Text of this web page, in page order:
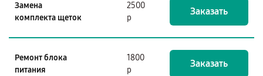
Замена
комплекта щеток
2500
р
Заказать
Ремонт блока
питания
1800
р
Заказать